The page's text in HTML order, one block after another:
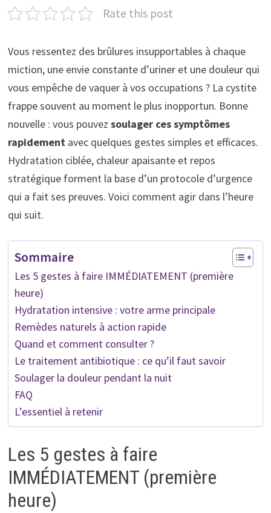
Rate this post
Vous ressentez des brûlures insupportables à chaque
miction, une envie constante d’uriner et une douleur qui
vous empêche de vaquer à vos occupations ? La cystite
frappe souvent au moment le plus inopportun. Bonne
nouvelle : vous pouvez soulager ces symptômes
rapidement avec quelques gestes simples et efficaces.
Hydratation ciblée, chaleur apaisante et repos
stratégique forment la base d’un protocole d’urgence
qui a fait ses preuves. Voici comment agir dans l’heure
qui suit.
Sommaire
Les 5 gestes à faire IMMÉDIATEMENT (première
heure)
Hydratation intensive : votre arme principale
Remèdes naturels à action rapide
Quand et comment consulter ?
Le traitement antibiotique : ce qu’il faut savoir
Soulager la douleur pendant la nuit
FAQ
L’essentiel à retenir
Les 5 gestes à faire
IMMÉDIATEMENT (première
heure)